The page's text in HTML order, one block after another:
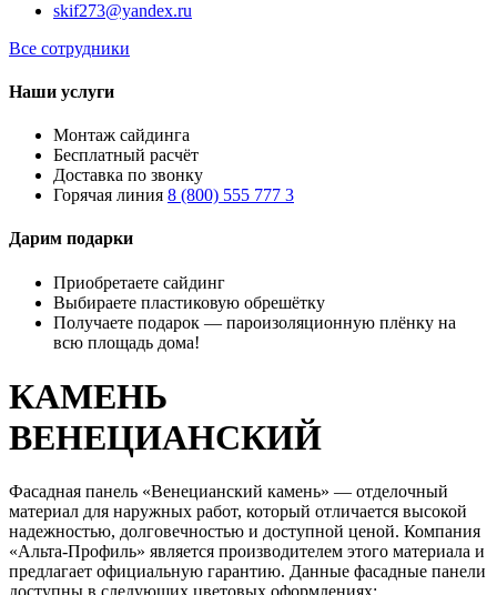
skif273@yandex.ru
Все сотрудники
Наши услуги
Монтаж сайдинга
Бесплатный расчёт
Доставка по звонку
Горячая линия 8 (800) 555 777 3
Дарим подарки
Приобретаете сайдинг
Выбираете пластиковую обрешётку
Получаете подарок — пароизоляционную плёнку на
всю площадь дома!
КАМЕНЬ
ВЕНЕЦИАНСКИЙ
Фасадная панель «Венецианский камень» — отделочный
материал для наружных работ, который отличается высокой
надежностью, долговечностью и доступной ценой. Компания
«Альта-Профиль» является производителем этого материала и
предлагает официальную гарантию. Данные фасадные панели